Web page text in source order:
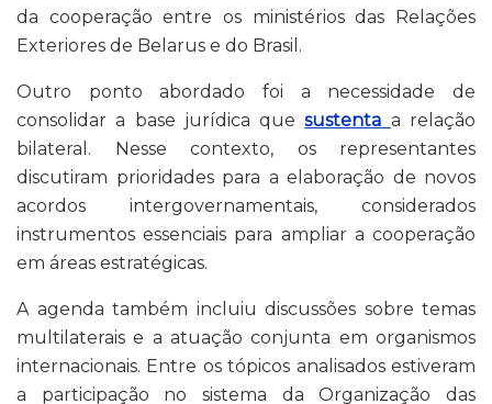
da cooperação entre os ministérios das Relações
Exteriores de Belarus e do Brasil.
Outro ponto abordado foi a necessidade de
consolidar a base jurídica quesustenta a relação
bilateral. Nesse contexto, os representantes
discutiram prioridades para a elaboração de novos
acordos intergovernamentais, considerados
instrumentos essenciais para ampliar a cooperação
em áreas estratégicas.
A agenda também incluiu discussões sobre temas
multilaterais e a atuação conjunta em organismos
internacionais. Entre os tópicos analisados estiveram
a participação no sistema da Organização das